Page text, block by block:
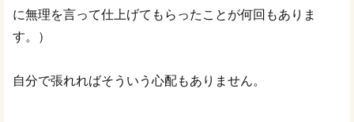
に無理を言って仕上げてもらったことが何回もありま
す。）
自分で張れればそういう心配もありません。